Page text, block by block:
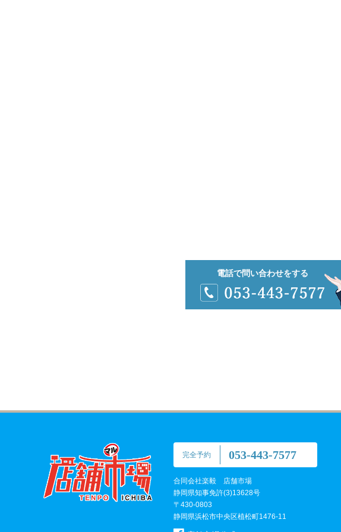
電話で問い合わせをする
完全予約 053-443-7577
合同会社楽毅 店舗市場
静岡県知事免許(3)13628号
〒430-0803
静岡県浜松市中央区植松町1476-11